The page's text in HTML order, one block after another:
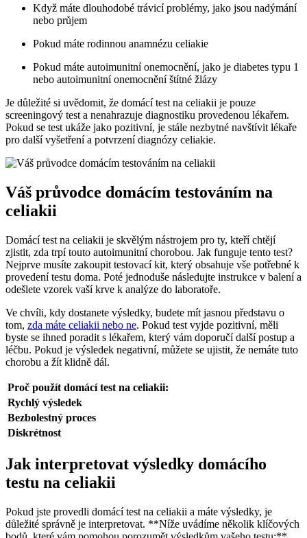
Když máte dlouhodobé trávicí problémy, jako jsou nadýmání
nebo průjem
Pokud máte rodinnou anamnézu celiakie
Pokud máte autoimunitní onemocnění, jako je diabetes typu 1
nebo autoimunitní onemocnění štítné žlázy
Je důležité si uvědomit, že domácí test na celiakii je pouze
screeningový test a nenahrazuje diagnostiku provedenou lékařem.
Pokud se test ukáže jako pozitivní, je stále nezbytné navštívit lékaře
pro další vyšetření a potvrzení diagnózy celiakie.
Váš průvodce domácím testováním na
celiakii
Domácí test na celiakii je skvělým nástrojem pro ty, kteří chtějí
zjistit, zda trpí touto autoimunitní chorobou. Jak funguje tento test?
Nejprve musíte zakoupit testovací kit, který obsahuje vše potřebné k
provedení testu doma. Poté jednoduše následujte instrukce v balení a
odešlete vzorek vaší krve k analýze do laboratoře.
Ve chvíli, kdy dostanete výsledky, budete mít jasnou představu o
tom, zda máte celiakii nebo ne. Pokud test vyjde pozitivní, měli
byste se ihned poradit s lékařem, který vám doporučí další postup a
léčbu. Pokud je výsledek negativní, můžete se ujistit, že nemáte tuto
chorobu a žít klidně dál.
Proč použít domácí test na celiakii:
Rychlý výsledek
Bezbolestný proces
Diskrétnost
Jak interpretovat výsledky domácího
testu na celiakii
Pokud jste provedli domácí test na celiakii a máte výsledky, je
důležité správně je interpretovat. **Níže uvádíme několik klíčových